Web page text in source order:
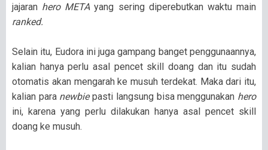
jajaran hero METAyang sering diperebutkan waktu main
ranked.
Selain itu, Eudora ini juga gampang banget penggunaannya,
kalian hanya perlu asal pencet skill doang dan itu sudah
otomatis akan mengarah ke musuh terdekat. Maka dari itu,
kalian para newbiepasti langsung bisa menggunakan hero
ini, karena yang perlu dilakukan hanya asal pencet skill
doang ke musuh.